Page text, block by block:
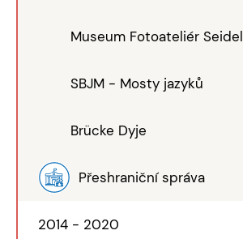
Museum Fotoateliér Seidel
SBJM - Mosty jazyků
Brücke Dyje
Přeshraniční správa
2014 - 2020